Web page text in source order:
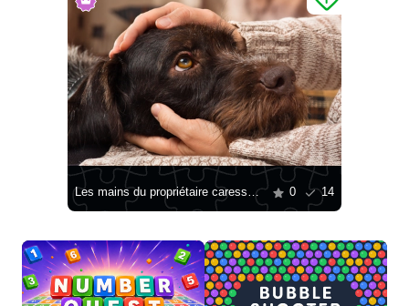
Les mains du propriétaire caressent le chien 0 14